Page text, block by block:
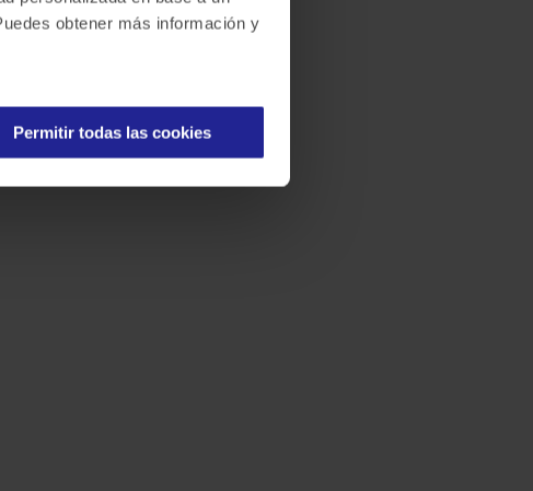
obtener más información y
Permitir todas las cookies